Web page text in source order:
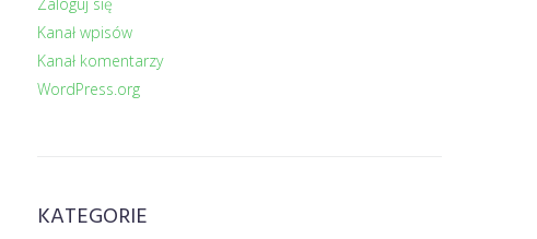
Kanał wpisów
Kanał komentarzy
WordPress.org
KATEGORIE